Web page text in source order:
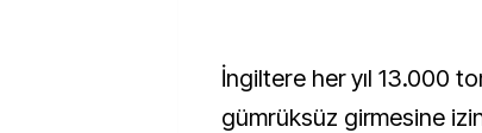
İngiltere her yıl 13.000
gümrüksüz girmesine